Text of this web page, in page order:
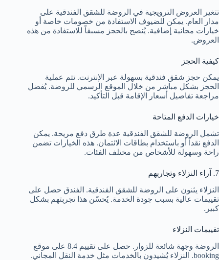
تتغير العروض الترويجية في الروضة للشقق الفندقية على
مدار العام. يمكن للضيوف الاستفادة من خصومات خاصة أو
خيارات مجانية إضافية. يُنصح بالحجز مسبقاً للاستفادة من هذه
العروض.
كيفية الحجز
يمكن حجز شقق فندقية بسهولة عبر الإنترنت. تتم عملية
الحجز بشكل مباشر من خلال الموقع الرسمي للروضة. يُفضل
مراجعة تفاصيل أسعار الإقامة قبل التأكيد.
خيارات الدفع المتاحة
تشمل الروضة للشقق الفندقية عدة طرق دفع مريحة. يمكن
الدفع نقداً أو باستخدام بطاقات الائتمان. هذه الخيارات تضمن
راحة وسهولة للأشخاص من مختلف الفئات.
7. آراء النزلاء وتجاربهم
النزلاء يثنون على الروضة للشقق الفندقية. الفندق حصل على
تقييمات عالية بسبب جودة الخدمة. يُحسّن هذا تجربتهم بشكل
كبير.
تقييمات النزلاء
الروضة وجهة شائعة للزوار. حصل على تقييم 8.4 على موقع
booking. النزلاء يُشيدون بالخدمات مثل خدمة النقل المجاني.